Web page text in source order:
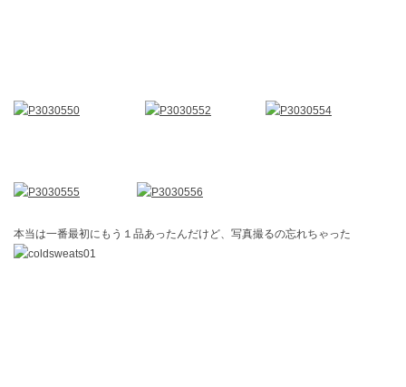
本当は一番最初にもう１品あったんだけど、写真撮るの忘れちゃった